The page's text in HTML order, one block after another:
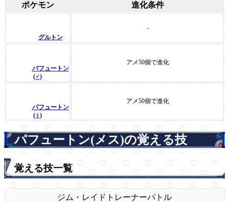
ポケモン 進化条件
グルトン
-
パフュートン
(♂)
アメ50個で進化
パフュートン
(♀)
アメ50個で進化
パフュートン(メス)の覚える技
覚える技一覧
ジム・レイド トレーナーバトル